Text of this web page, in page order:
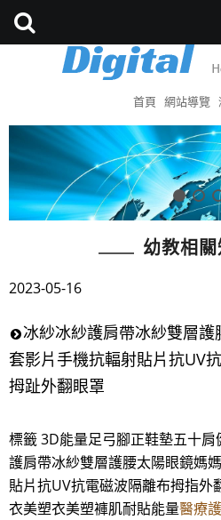
首頁 網站導覽
幼教相
2023-05-16
冰紗冰紗護肩帶冰紗雙層
套影片手機抗輻射貼片抗UV
拇趾外翻眼罩
標籤 3D能量足弓腳正鞋墊五十
護肩帶冰紗雙層護腰太陽眼鏡媽
貼片抗UV抗電磁波隔離布拇指外
衣美塑衣美塑褲肌耐貼能量醫療